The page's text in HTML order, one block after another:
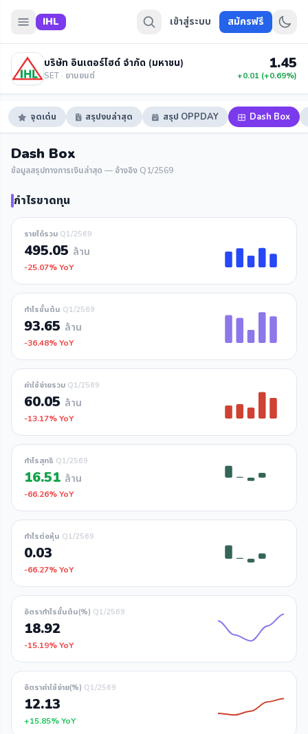
IHL เข้าสู่ระบบ สมัครฟรี
บริษัท อินเตอร์ไฮด์ จำกัด (มหาชน)
SET · ยานยนต์
1.45
+0.01 (+0.69%)
จุดเด่น สรุปงบล่าสุด สรุป OPPDAY Dash Box
Dash Box
ข้อมูลสรุปทางการเงินล่าสุด — อ้างอิง Q1/2569
กำไรขาดทุน
รายได้รวม Q1/2569
495.05 ล้าน
-25.07% YoY
กำไรขั้นต้น Q1/2569
93.65 ล้าน
-36.48% YoY
ค่าใช้จ่ายรวม Q1/2569
60.05 ล้าน
-13.17% YoY
กำไรสุทธิ Q1/2569
16.51 ล้าน
-66.26% YoY
กำไรต่อหุ้น Q1/2569
0.03
-66.27% YoY
อัตรากำไรขั้นต้น(%) Q1/2569
18.92
-15.19% YoY
อัตราค่าใช้จ่าย(%) Q1/2569
12.13
+15.85% YoY